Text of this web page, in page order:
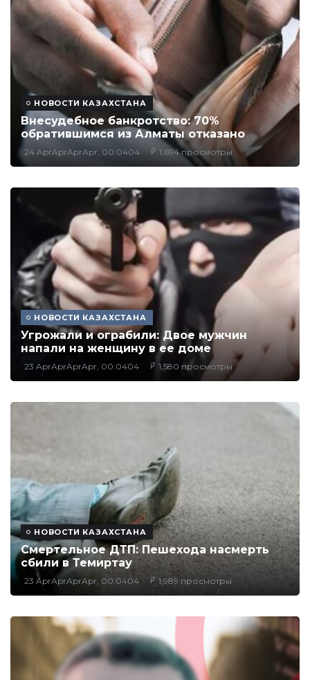
НОВОСТИ КАЗАХСТАНА
Внесудебное банкротство: 70%
обратившимся из Алматы отказано
24 AprAprAprApr, 00:0404 1,694 просмотры
НОВОСТИ КАЗАХСТАНА
Угрожали и ограбили: Двое мужчин
напали на женщину в ее доме
23 AprAprAprApr, 00:0404 1,580 просмотры
НОВОСТИ КАЗАХСТАНА
Смертельное ДТП: Пешехода насмерть
сбили в Темиртау
23 AprAprAprApr, 00:0404 1,989 просмотры